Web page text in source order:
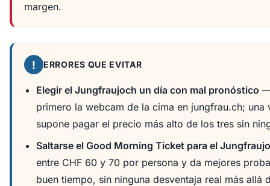
margen.
! ERRORES QUE EVITAR
Elegir el Jungfraujoch un día con mal pronóstico
primero la webcam de la cima en jungfrau.ch; una
supone pagar el precio más alto de los tres sin
Saltarse el Good Morning Ticket para el
entre CHF 60 y 70 por persona y da mejores
buen tiempo, sin ninguna desventaja real más allá